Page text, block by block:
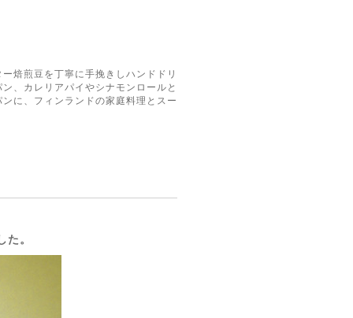
焙煎豆を丁寧に手挽きしハンドドリ
、カレリアパイやシナモンロールと
に、フィンランドの家庭料理とスー
。